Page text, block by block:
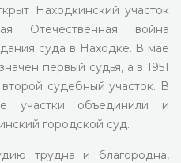
Находкинский участок
Отечественная война
суда в Находке. В мае
первый судья, а в 1951
судебный участок. В
участки объединили и
городской суд.
трудна и благородна,